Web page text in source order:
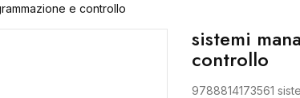
e controllo
sistemi
controllo
9788814173561